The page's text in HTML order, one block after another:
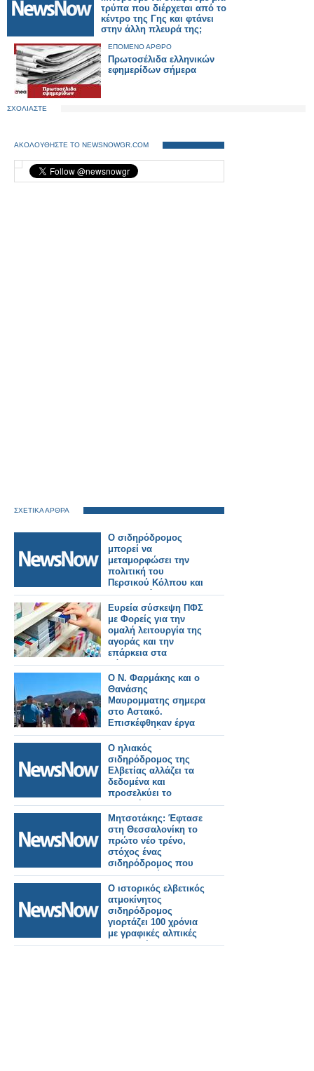
τρύπα που διέρχεται από το
κέντρο της Γης και φτάνει
στην άλλη πλευρά της;
ΕΠΟΜΕΝΟ ΑΡΘΡΟ
Πρωτοσέλιδα ελληνικών
εφημερίδων σήμερα
ΣΧΟΛΙΑΣΤΕ
ΑΚΟΛΟΥΘΗΣΤΕ ΤΟ NEWSNOWGR.COM
ΣΧΕΤΙΚΑ ΑΡΘΡΑ
Ο σιδηρόδρομος
μπορεί να
μεταμορφώσει την
πολιτική του
Περσικού Κόλπου και
την παγκόσμια
ασφάλεια.
Ευρεία σύσκεψη ΠΦΣ
με Φορείς για την
ομαλή λειτουργία της
αγοράς και την
επάρκεια στα
φάρμακα!
Ο Ν. Φαρμάκης και ο
Θανάσης
Μαυρομματης σημερα
στο Αστακό.
Επισκέφθηκαν έργα
που εκτελούνται στην
περιοχή και
συναντήθηκαν με
φορείς και πολίτες
(φωτο-βιντεο)
Ο ηλιακός
σιδηρόδρομος της
Ελβετίας αλλάζει τα
δεδομένα και
προσελκύει το
ενδιαφέρον της
Ιταλίας και όχι μόνο.
Μητσοτάκης: Έφτασε
στη Θεσσαλονίκη το
πρώτο νέο τρένο,
στόχος ένας
σιδηρόδρομος που
θα εμπιστεύονται οι
πολίτες.
Ο ιστορικός ελβετικός
ατμοκίνητος
σιδηρόδρομος
γιορτάζει 100 χρόνια
με γραφικές αλπικές
διαδρομές.